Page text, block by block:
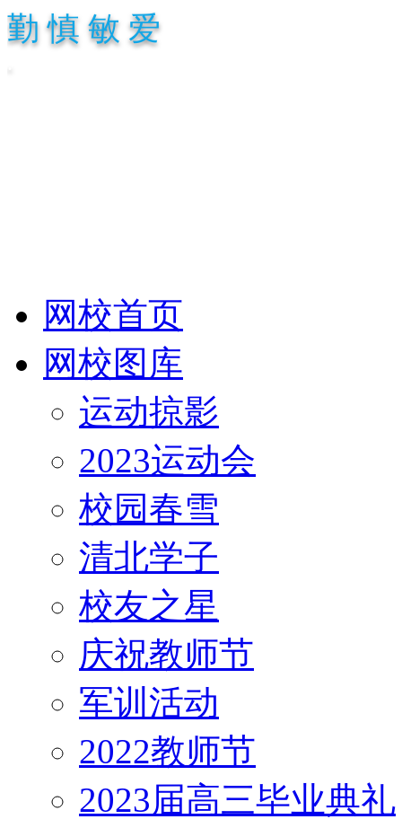
勤 慎 敏 爱
网校首页
网校图库
运动掠影
2023运动会
校园春雪
清北学子
校友之星
庆祝教师节
军训活动
2022教师节
2023届高三毕业典礼